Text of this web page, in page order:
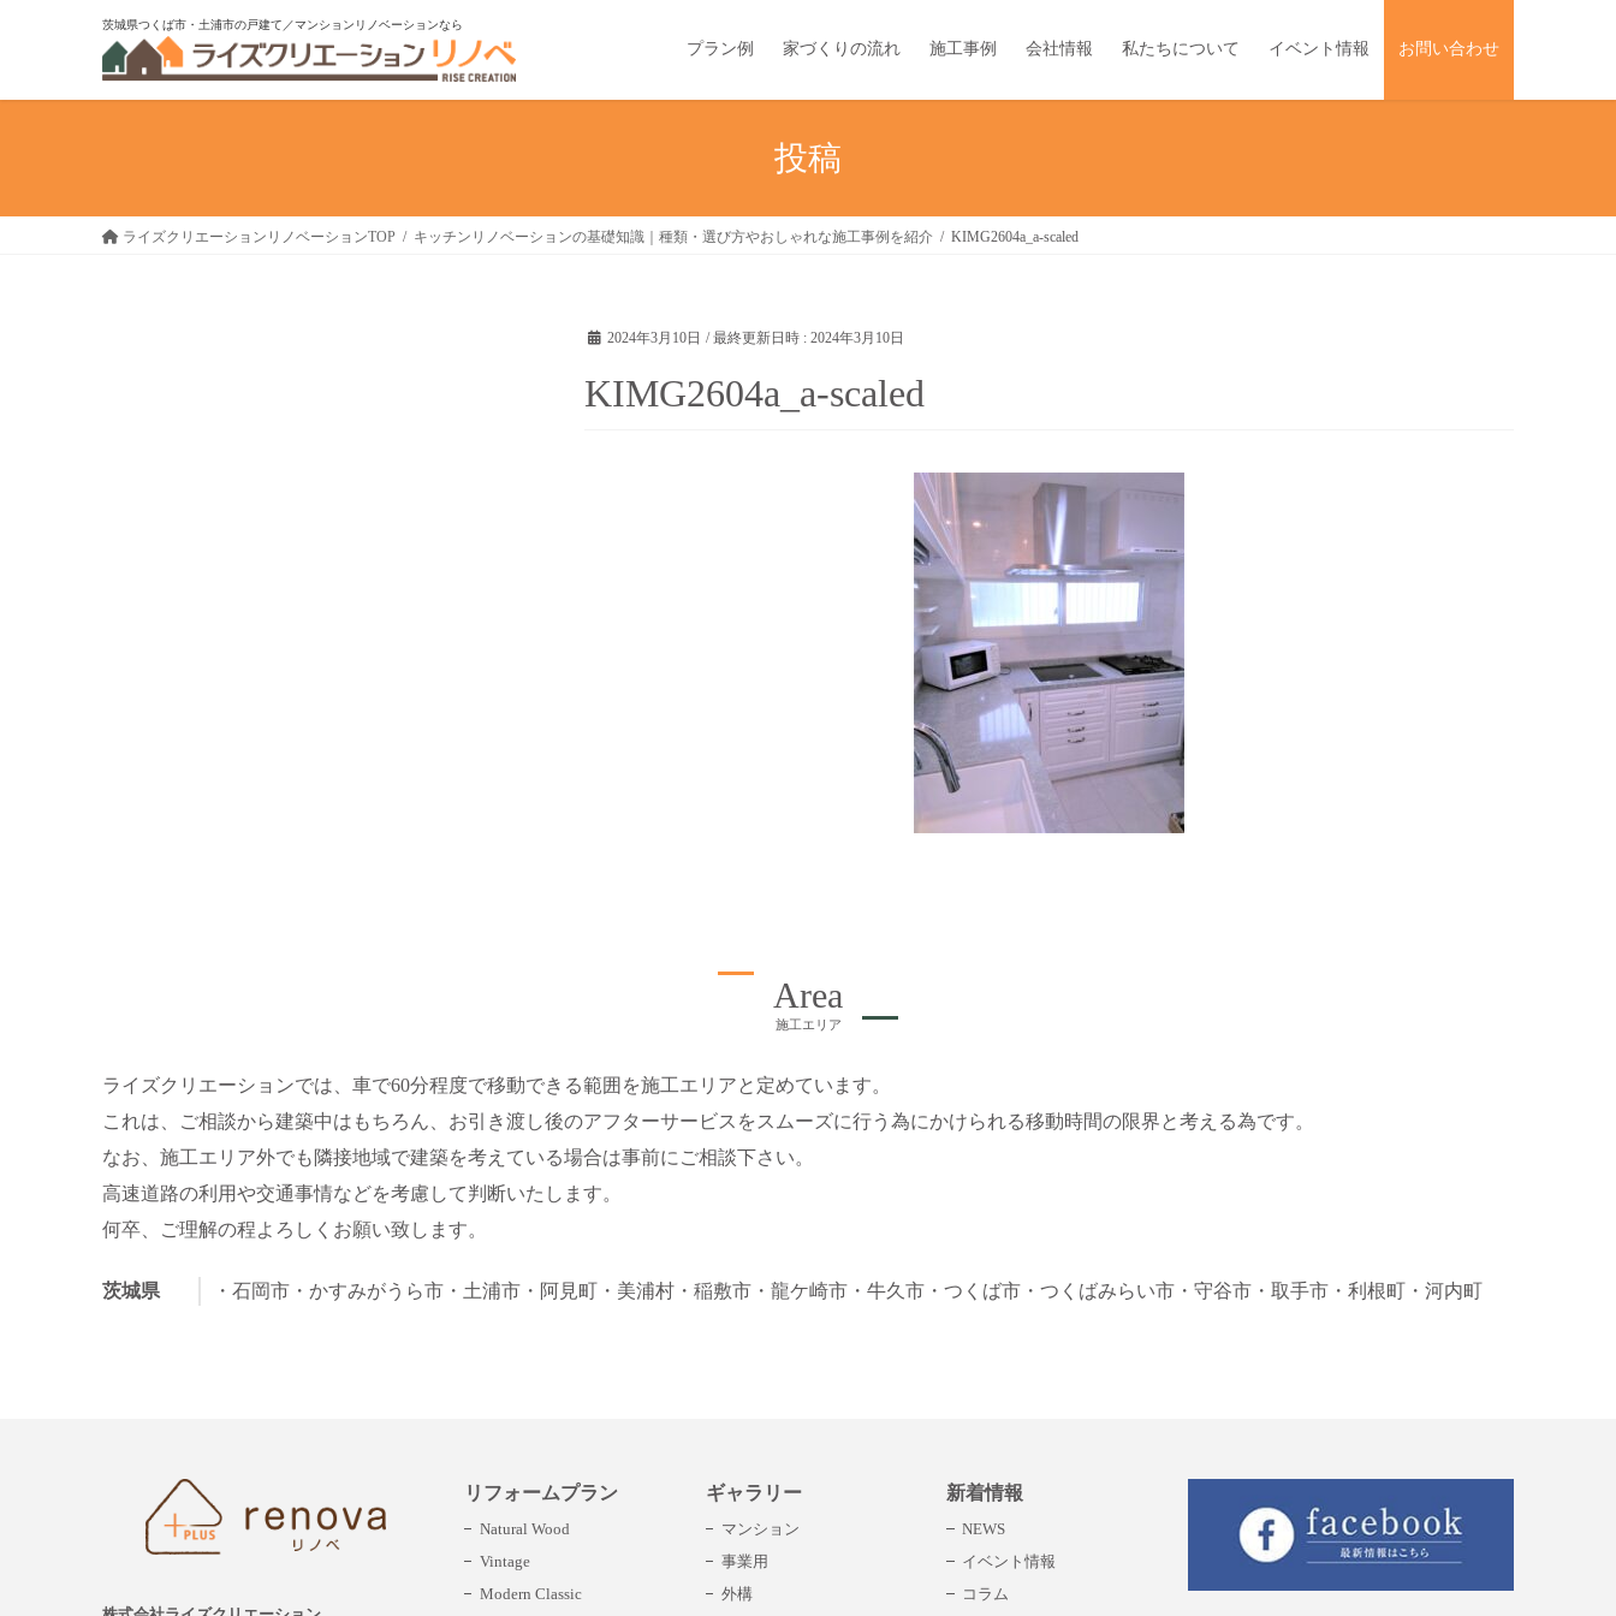
ン
キ
ー
に
茨城県つくば市・土浦市の戸建て／マンションリノベーションなら
プラン例 家づくりの流れ 施工事例 会社情報 私たちについて イベント情報 お問い合わせ
投稿
ライズクリエーションリノベーションTOP キッチンリノベーションの基礎知識｜種類・選び方やおしゃれな施工事例を紹介 KIMG2604a_a-scaled
2024年3月10日 / 最終更新日時 :2024年3月10日
KIMG2604a_a-scaled
Area
施工エリア
ライズクリエーションでは、車で60分程度で移動できる範囲を施工エリアと定めています。
これは、ご相談から建築中はもちろん、お引き渡し後のアフターサービスをスムーズに行う為にかけられる移動時間の限界と考える為です。
なお、施工エリア外でも隣接地域で建築を考えている場合は事前にご相談下さい。
高速道路の利用や交通事情などを考慮して判断いたします。
何卒、ご理解の程よろしくお願い致します。
茨城県 ・石岡市 ・かすみがうら市 ・土浦市 ・阿見町 ・美浦村 ・稲敷市 ・龍ケ崎市 ・牛久市 ・つくば市 ・つくばみらい市 ・守谷市 ・取手市 ・利根町 ・河内町
リフォームプラン
Natural Wood
Vintage
Modern Classic
ギャラリー
マンション
事業用
外構
新着情報
NEWS
イベント情報
コラム